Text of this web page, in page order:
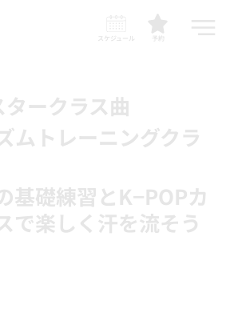
予約
スケジュール
ークラス曲
ムトレーニングクラ
基礎練習とK−POPカ
で楽しく汗を流そう